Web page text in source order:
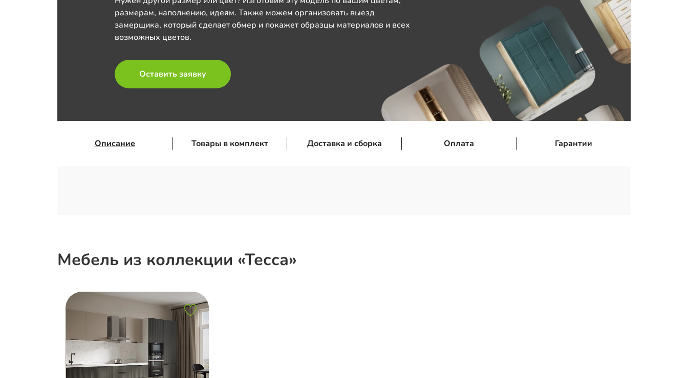
размерам, наполнению, идеям. Также можем организовать выезд
замерщика, который сделает обмер и покажет образцы материалов и всех
возможных цветов.
Оставить заявку
Описание Товары в комплект Доставка и сборка Оплата Гарантии
Мебель из коллекции «Тесса»